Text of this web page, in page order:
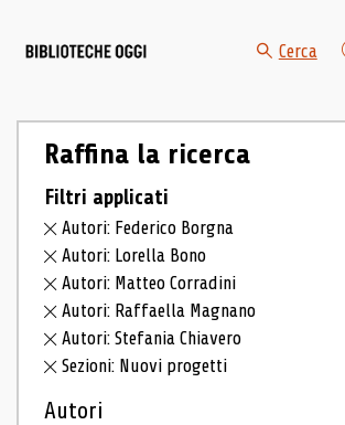
Cerca
Raffina la ricerca
Filtri applicati
Autori: Federico Borgna
Autori: Lorella Bono
Autori: Matteo Corradini
Autori: Raffaella Magnano
Autori: Stefania Chiavero
Sezioni: Nuovi progetti
Autori